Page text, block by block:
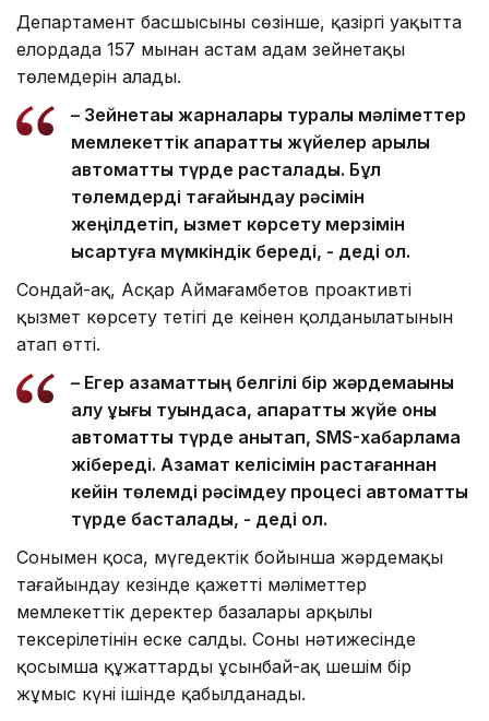
Департамент басшысының сөзінше, қазіргі уақытта
елордада 157 мыңнан астам адам зейнетақы
төлемдерін алады.
– Зейнетақы жарналары туралы мәліметтер
мемлекеттік ақпараттық жүйелер арқылы
автоматты түрде расталады. Бұл
төлемдерді тағайындау рәсімін
жеңілдетіп, қызмет көрсету мерзімін
қысқартуға мүмкіндік береді, - деді ол.
Сондай-ақ, Асқар Аймағамбетов проактивті
қызмет көрсету тетігі де кеңінен қолданылатынын
атап өтті.
– Егер азаматтың белгілі бір жәрдемақыны
алу құқығы туындаса, ақпараттық жүйе оны
автоматты түрде анықтап, SMS-хабарлама
жібереді. Азамат келісімін растағаннан
кейін төлемді рәсімдеу процесі автоматты
түрде басталады, - деді ол.
Сонымен қоса, мүгедектік бойынша жәрдемақы
тағайындау кезінде қажетті мәліметтер
мемлекеттік деректер базалары арқылы
тексерілетінін еске салды. Соның нәтижесінде
қосымша құжаттарды ұсынбай-ақ шешім бір
жұмыс күні ішінде қабылданады.